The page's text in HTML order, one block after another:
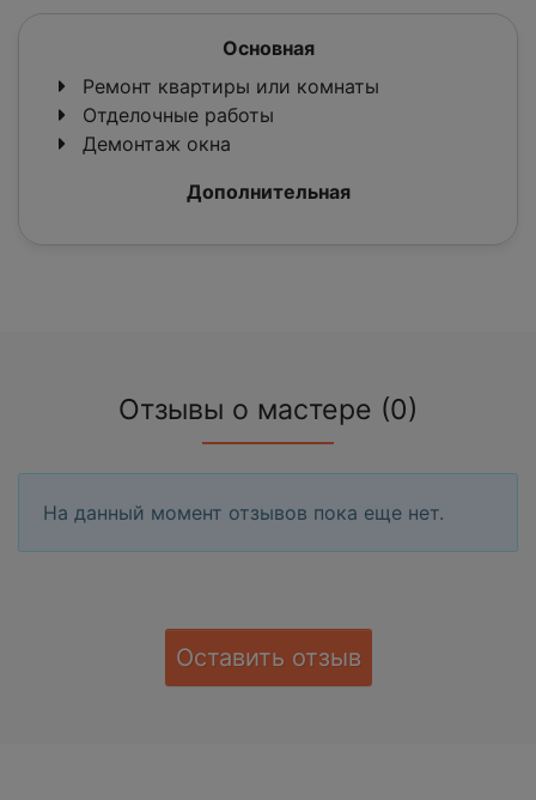
Основная
Ремонт квартиры или комнаты
Отделочные работы
Демонтаж окна
Дополнительная
Отзывы о мастере (0)
На данный момент отзывов пока еще нет.
Оставить отзыв